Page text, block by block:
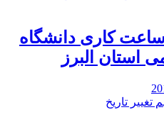
کاری دانشگاه
استان البرز